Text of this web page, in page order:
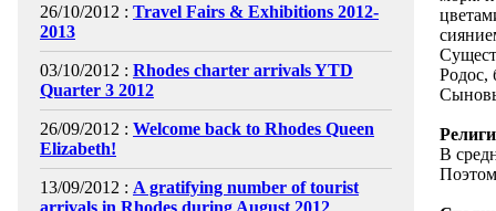
26/10/2012 : Travel Fairs & Exhibitions 2012-
2013
03/10/2012 : Rhodes charter arrivals YTD
Quarter 3 2012
26/09/2012 : Welcome back to Rhodes Queen
Elizabeth!
13/09/2012 : A gratifying number of tourist
arrivals in Rhodes during August 2012
Родос,
В